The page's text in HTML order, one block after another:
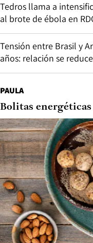
Tedros llama a
al brote de ébola en
Tensión entre Brasil y
años: relación se
PAULA
Bolitas